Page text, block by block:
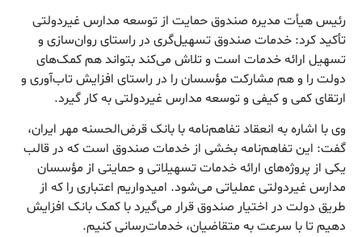
رئیس هیأت مدیره صندوق حمایت از توسعه مدارس غیردولتی
تأکید کرد: خدمات صندوق تسهیل‌گری در راستای روان‌سازی و
تسهیل ارائه خدمات است و تلاش می‌کند بتواند هم کمک‌های
دولت را و هم مشارکت مؤسسان را در راستای افزایش تاب‌آوری و
ارتقای کمی و کیفی و توسعه مدارس غیردولتی به کار گیرد.
وی با اشاره به انعقاد تفاهم‌نامه با بانک قرض‌الحسنه مهر ایران،
گفت: این تفاهم‌نامه بخشی از خدمات صندوق است که در قالب
یکی از پروژه‌های ارائه خدمات تسهیلاتی و حمایتی از مؤسسان
مدارس غیردولتی عملیاتی می‌شود. امیدواریم اعتباری را که از
طریق دولت در اختیار صندوق قرار می‌گیرد با کمک بانک افزایش
دهیم تا با سرعت به متقاضیان، خدمات‌رسانی کنیم.